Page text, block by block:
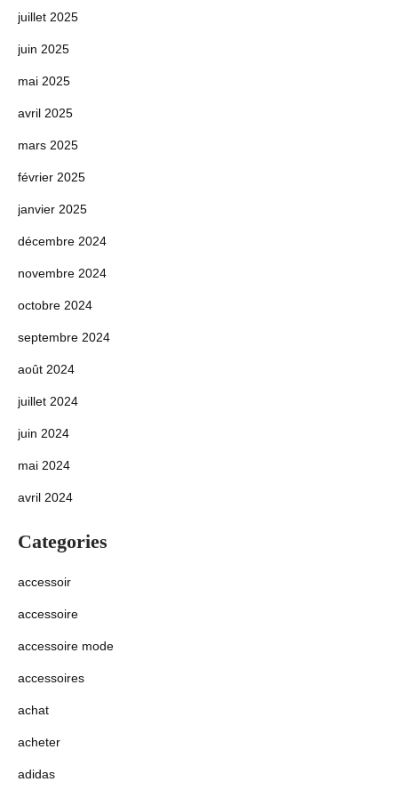
juillet 2025
juin 2025
mai 2025
avril 2025
mars 2025
février 2025
janvier 2025
décembre 2024
novembre 2024
octobre 2024
septembre 2024
août 2024
juillet 2024
juin 2024
mai 2024
avril 2024
Categories
accessoir
accessoire
accessoire mode
accessoires
achat
acheter
adidas